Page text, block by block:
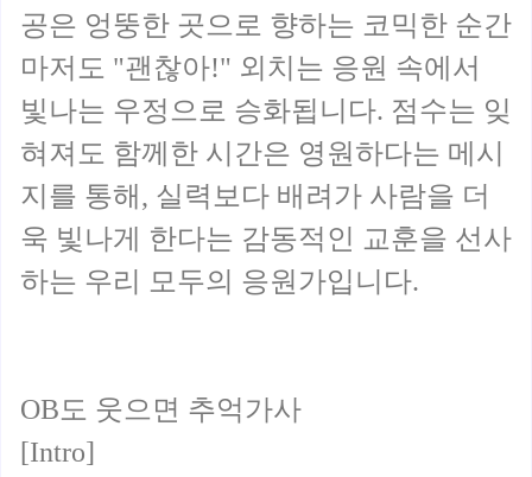
공은 엉뚱한 곳으로 향하는 코믹한 순간
마저도 "괜찮아!" 외치는 응원 속에서
빛나는 우정으로 승화됩니다. 점수는 잊
혀져도 함께한 시간은 영원하다는 메시
지를 통해, 실력보다 배려가 사람을 더
욱 빛나게 한다는 감동적인 교훈을 선사
하는 우리 모두의 응원가입니다.
OB도 웃으면 추억가사
[Intro]